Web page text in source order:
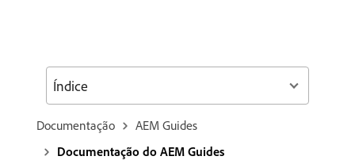
Documentação
AEM Guides
Documentação do AEM Guides
Índice